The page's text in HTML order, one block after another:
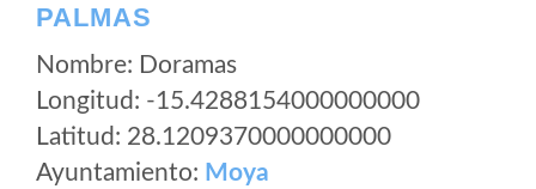
PALMAS
Nombre: Doramas
Longitud: -15.4288154000000000
Latitud: 28.1209370000000000
Ayuntamiento: Moya